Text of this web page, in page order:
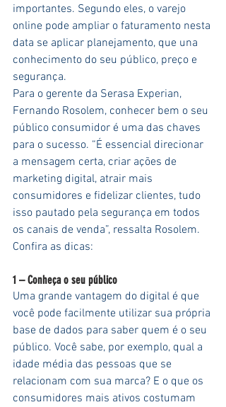
importantes. Segundo eles, o varejo
online pode ampliar o faturamento nesta
data se aplicar planejamento, que una
conhecimento do seu público, preço e
segurança.
Para o gerente da Serasa Experian,
Fernando Rosolem, conhecer bem o seu
público consumidor é uma das chaves
para o sucesso. “É essencial direcionar
a mensagem certa, criar ações de
marketing digital, atrair mais
consumidores e fidelizar clientes, tudo
isso pautado pela segurança em todos
os canais de venda”, ressalta Rosolem.
Confira as dicas:
1 – Conheça o seu público
Uma grande vantagem do digital é que
você pode facilmente utilizar sua própria
base de dados para saber quem é o seu
público. Você sabe, por exemplo, qual a
idade média das pessoas que se
relacionam com sua marca? E o que os
consumidores mais ativos costumam